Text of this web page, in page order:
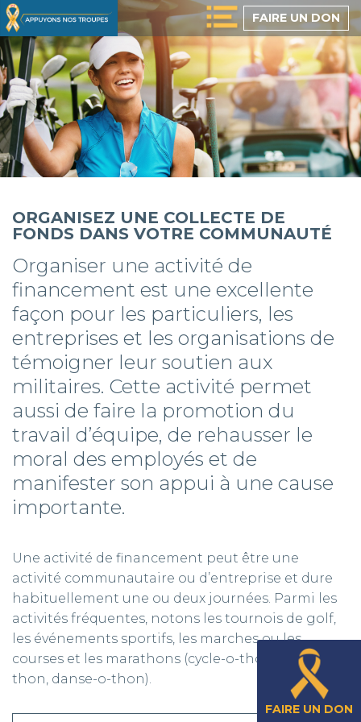
Passer
au
contenu
principal
FAIRE UN DON
FAIRE UN DON
ORGANISEZ UNE COLLECTE DE
FONDS DANS VOTRE COMMUNAUTÉ
Organiser une activité de
financement est une excellente
façon pour les particuliers, les
entreprises et les organisations de
témoigner leur soutien aux
militaires. Cette activité permet
aussi de faire la promotion du
travail d’équipe, de rehausser le
moral des employés et de
manifester son appui à une cause
importante.
Une activité de financement peut être une
activité communautaire ou d’entreprise et dure
habituellement une ou deux journées. Parmi les
activités fréquentes, notons les tournois de golf,
les événements sportifs, les marches ou les
courses et les marathons (cycle-o-thon, quilles-o-
thon, danse-o-thon).